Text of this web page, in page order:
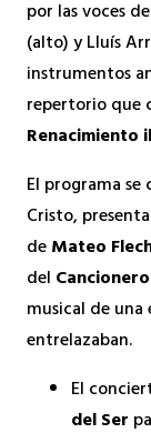
por las voces
(alto) y Lluís
instrumentos
repertorio que
Renacimiento
El programa
Cristo,
deMateo
del
musical de
entrelazaban.
El
del Ser